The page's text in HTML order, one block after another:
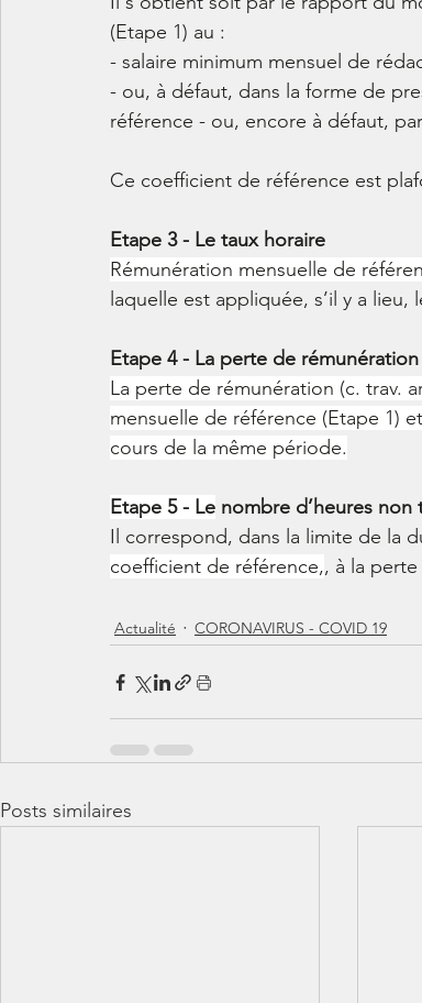
(Etape 1) au :
- salaire minimum mensuel de
- ou, à défaut, dans la forme de
référence - ou, encore à défaut,
Ce coefficient de référence est
Etape 3 - Le taux horaire
Rémunération mensuelle de
laquelle est appliquée, s’il y a
Etape 4 - La perte de rémunération
La perte de rémunération (c. trav.
mensuelle de référence (Etape 1)
cours de la même période.
Etape 5 - Le nombre d’heures non
Il correspond, dans la limite de la
coefficient de référence,, à la
Actualité CORONAVIRUS - COVID 19
Posts similaires